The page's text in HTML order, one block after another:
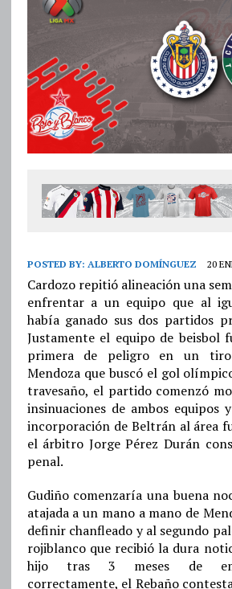
POSTED BY: ALBERTO DOMÍNGUEZ 20
Cardozo repitió alineación una
enfrentar a un equipo que al
había ganado sus dos partidos
Justamente el equipo de beisbol
primera de peligro en un
Mendoza que buscó el gol
travesaño, el partido comenzó
insinuaciones de ambos equipos
incorporación de Beltrán al área
el árbitro Jorge Pérez Durán
penal.
Gudiño comenzaría una buena
atajada a un mano a mano de
definir chanfleado y al segundo
rojiblanco que recibió la dura
hijo tras 3 meses de
correctamente, el Rebaño